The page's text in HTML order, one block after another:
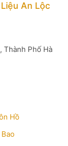
An Lộc
Thành Phố Hà
Hồ